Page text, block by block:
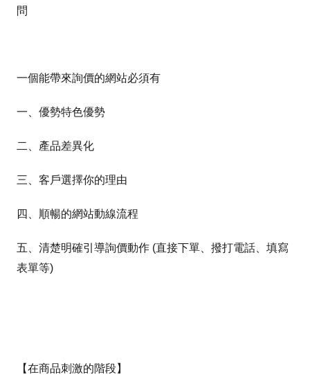
問
一個能帶來詢價的網站必須有
一、優勢特色優勢
二、產品差異化
三、客戶選擇你的理由
四、順暢的網站動線流程
五、清楚明確引導詢價動作 (直接下單、撥打電話、填寫
表單等)
【在商品刺激的階段】